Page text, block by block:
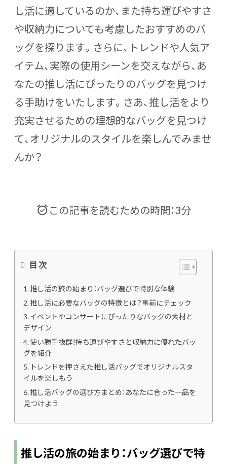
し活に適しているのか、また持ち運びやすさ
や収納力についても考慮したおすすめのバ
ッグを探ります。さらに、トレンドや人気ア
イテム、実際の使用シーンを交えながら、あ
なたの推し活にぴったりのバッグを見つけ
る手助けをいたします。さあ、推し活をより
充実させるための理想的なバッグを見つけ
て、オリジナルのスタイルを楽しんでみませ
んか？
この記事を読むための時間：3分
目次
推し活の旅の始まり：バッグ選びで特別な体験
推し活に必要なバッグの特徴とは？事前にチェック
イベントやコンサートにぴったりなバッグの素材と
デザイン
使い勝手抜群！持ち運びやすさと収納力に優れたバッ
グを紹介
トレンドを押さえた推し活バッグでオリジナルスタ
イルを楽しもう
推し活バッグの選び方まとめ：あなたに合った一品を
見つけよう
推し活の旅の始まり：バッグ選びで特